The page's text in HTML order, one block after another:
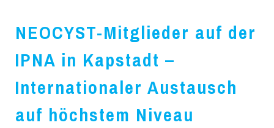
NEOCYST-Mitglieder auf der
IPNA in Kapstadt –
Internationaler Austausch
auf höchstem Niveau